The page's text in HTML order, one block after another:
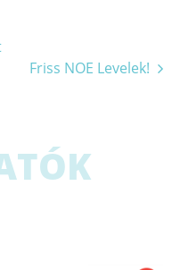
Friss NOE Levelek!